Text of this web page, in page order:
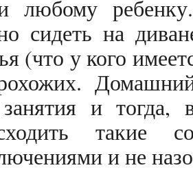
любому
сидеть на
(что у кого
и
такие
и не